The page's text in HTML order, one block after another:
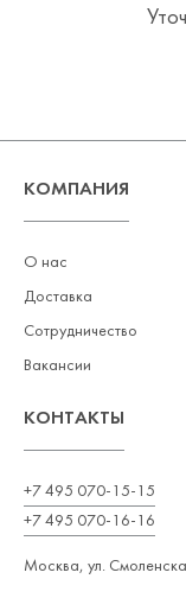
КОМПАНИЯ
О нас
Доставка
Сотрудничество
Вакансии
КОНТАКТЫ
+7 495 070-15-15
+7 495 070-16-16
Москва, ул.